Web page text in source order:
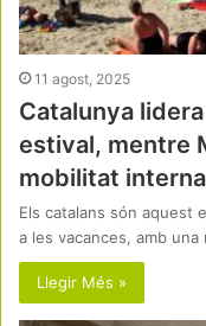
11 agost, 2025
Catalunya
estival, mentre
mobilitat
Els catalans són aquest
a les vacances, amb
Llegir Més »